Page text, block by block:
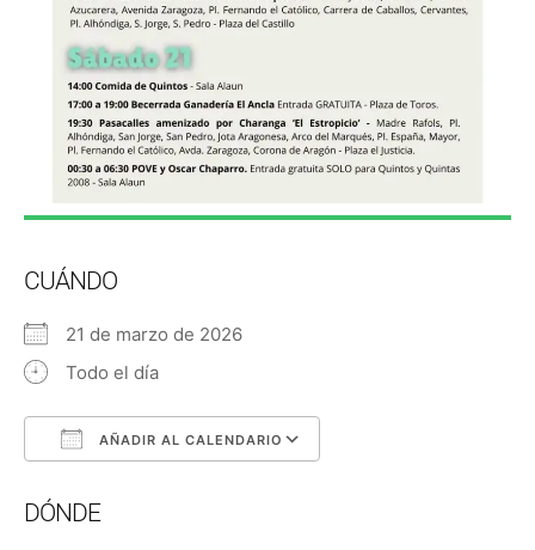
CUÁNDO
21 de marzo de 2026
Todo el día
AÑADIR AL CALENDARIO
DÓNDE